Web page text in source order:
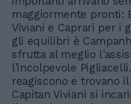
maggiormente pronti:
Viviani e Caprari per i
gli equilibri è
sfrutta al meglio
l'incolpevole
reagiscono e trovano
Capitan Viviani si